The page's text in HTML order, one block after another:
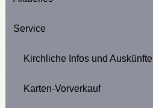
Service
Kirchliche Infos und Auskünfte
Karten-Vorverkauf